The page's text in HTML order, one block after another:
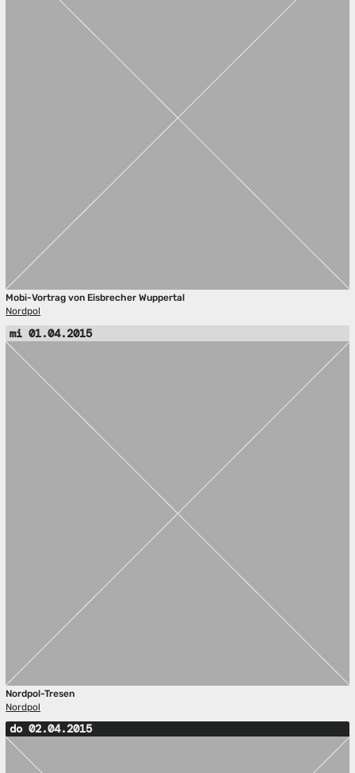
Mobi-Vortrag von Eisbrecher Wuppertal
Nordpol
mi 01.04.2015
Nordpol-Tresen
Nordpol
do 02.04.2015